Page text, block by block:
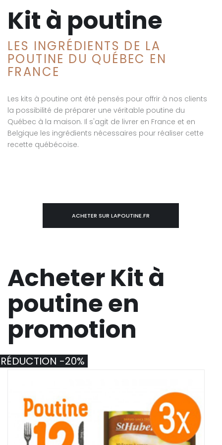
Kit à poutine
LES INGRÉDIENTS DE LA
POUTINE DU QUÉBEC EN
FRANCE
Les kits à poutine ont été pensés pour offrir à nos clients
la possibilité de préparer une véritable poutine du
Québec à la maison. Il s'agit de livrer en France et en
Belgique les ingrédients nécessaires pour réaliser cette
recette québécoise.
ACHETER SUR LAPOUTINE.FR
Acheter Kit à
poutine en
promotion
RÉDUCTION -20%